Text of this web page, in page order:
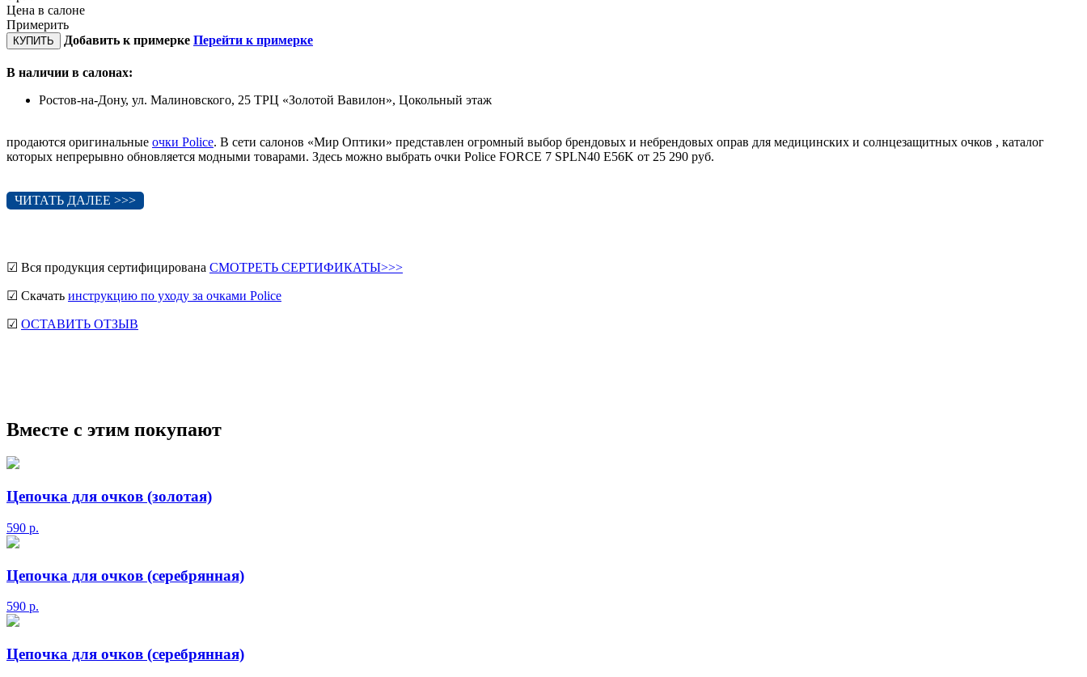
Цена в салоне
Примерить
КУПИТЬ Добавить к примерке Перейти к примерке
В наличии в салонах:
Ростов-на-Дону, ул. Малиновского, 25 ТРЦ «Золотой Вавилон», Цокольный этаж
продаются оригинальные очки Police. В сети салонов «Мир Оптики» представлен огромный выбор брендовых и небрендовых оправ для медицинских и солнцезащитных очков , каталог
которых непрерывно обновляется модными товарами. Здесь можно выбрать очки Police FORCE 7 SPLN40 E56K от 25 290 руб.
ЧИТАТЬ ДАЛЕЕ >>>
☑ Вся продукция сертифицирована СМОТРЕТЬ СЕРТИФИКАТЫ>>>
☑ Скачать инструкцию по уходу за очками Police
☑ ОСТАВИТЬ ОТЗЫВ
Вместе с этим покупают
Цепочка для очков (золотая)
590 р.
Цепочка для очков (серебрянная)
590 р.
Цепочка для очков (серебрянная)